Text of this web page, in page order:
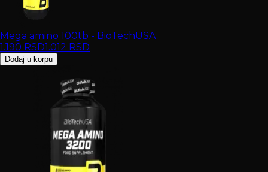
Mega amino 100tb - BioTechUSA
1.190 RSD1.012 RSD
Dodaj u korpu